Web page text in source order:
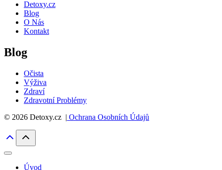
Detoxy.cz
Blog
O Nás
Kontakt
Blog
Očista
Výživa
Zdraví
Zdravotní Problémy
© 2026 Detoxy.cz | Ochrana Osobních Údajů
Úvod